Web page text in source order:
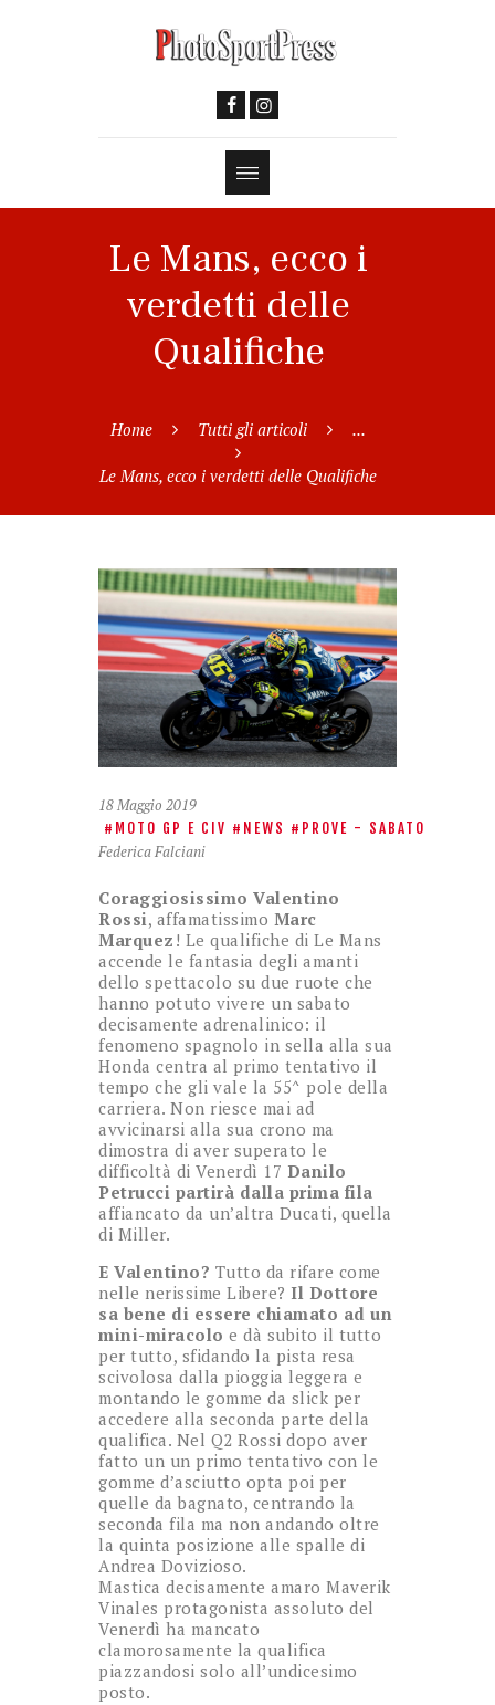
Le Mans, ecco i
verdetti delle
Qualifiche
Home Tutti gli articoli ...
Le Mans, ecco i verdetti delle Qualifiche
18 Maggio 2019
MOTO GP E CIV NEWS PROVE - SABATO
Federica Falciani
Coraggiosissimo Valentino
Rossi, affamatissimo Marc
Marquez ! Le qualifiche di Le Mans
accende le fantasia degli amanti
dello spettacolo su due ruote che
hanno potuto vivere un sabato
decisamente adrenalinico: il
fenomeno spagnolo in sella alla sua
Honda centra al primo tentativo il
tempo che gli vale la 55^ pole della
carriera. Non riesce mai ad
avvicinarsi alla sua crono ma
dimostra di aver superato le
difficoltà di Venerdì 17 Danilo
Petrucci partirà dalla prima fila
affiancato da un’altra Ducati, quella
di Miller.
E Valentino? Tutto da rifare come
nelle nerissime Libere? Il Dottore
sa bene di essere chiamato ad un
mini-miracolo e dà subito il tutto
per tutto, sfidando la pista resa
scivolosa dalla pioggia leggera e
montando le gomme da slick per
accedere alla seconda parte della
qualifica. Nel Q2 Rossi dopo aver
fatto un un primo tentativo con le
gomme d’asciutto opta poi per
quelle da bagnato, centrando la
seconda fila ma non andando oltre
la quinta posizione alle spalle di
Andrea Dovizioso.
Mastica decisamente amaro Maverik
Vinales protagonista assoluto del
Venerdì ha mancato
clamorosamente la qualifica
piazzandosi solo all’undicesimo
posto.